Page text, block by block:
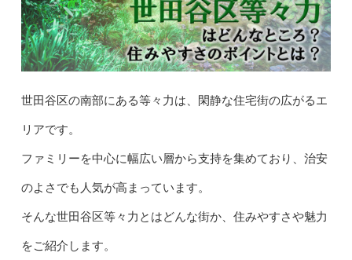
世田谷区の南部にある等々力は、閑静な住宅街の広がるエ
リアです。
ファミリーを中心に幅広い層から支持を集めており、治安
のよさでも人気が高まっています。
そんな世田谷区等々力とはどんな街か、住みやすさや魅力
をご紹介します。